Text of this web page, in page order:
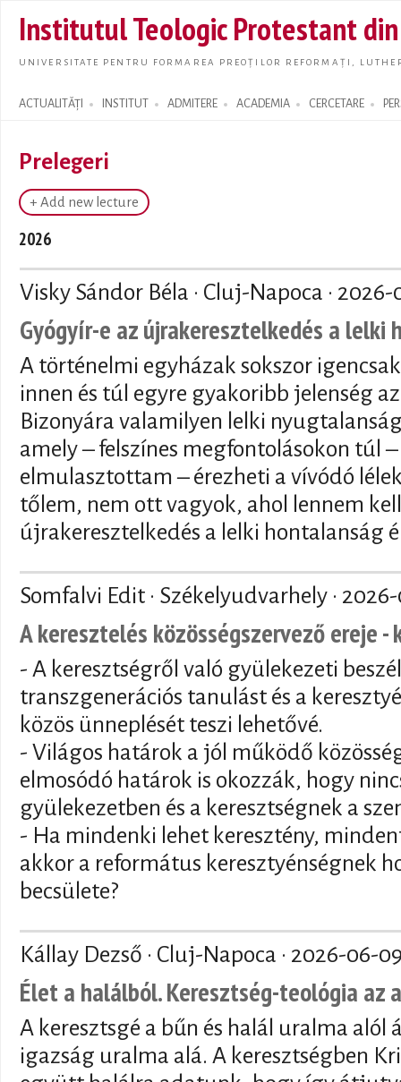
main
Institutul Teologic Protestant
UNIVERSITATE PENTRU FORMAREA PREOȚILOR REFORMAȚI,
ACTUALITĂȚI INSTITUT ADMITERE ACADEMIA CERCETARE
Search form
Prelegeri
+ Add new lecture
2026
Visky Sándor Béla · Cluj-Napoca · 2026-
Gyógyír-e az újrakeresztelkedés a lelki
A történelmi egyházak sokszor
innen és túl egyre gyakoribb jelenség
Bizonyára valamilyen lelki
amely – felszínes megfontolásokon túl
elmulasztottam – érezheti a vívódó
tőlem, nem ott vagyok, ahol lennem
újrakeresztelkedés a lelki hontalanság
Somfalvi Edit · Székelyudvarhely ·
A keresztelés közösségszervező ereje -
- A keresztségről való gyülekezeti
transzgenerációs tanulást és a
közös ünneplését teszi lehetővé.
- Világos határok a jól működő
elmosódó határok is okozzák, hogy
gyülekezetben és a keresztségnek a
- Ha mindenki lehet keresztény,
akkor a református keresztyénségnek
becsülete?
Kállay Dezső · Cluj-Napoca · 2026-06-
Élet a halálból. Keresztség-teológia az
A keresztsgé a bűn és halál uralma alól
igazság uralma alá. A keresztségben